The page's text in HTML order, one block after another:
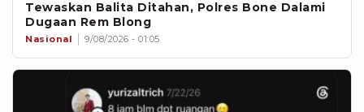
Tewaskan Balita Ditahan, Polres Bone Dalami
Dugaan Rem Blong
Nasional 9/08/2026 - 01:05